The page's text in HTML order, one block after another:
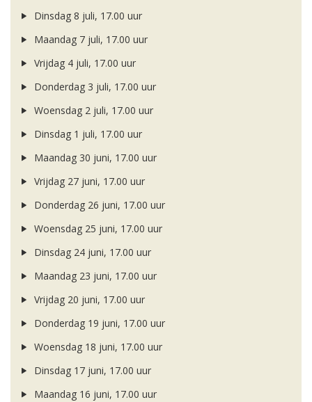
Dinsdag 8 juli, 17.00 uur
Maandag 7 juli, 17.00 uur
Vrijdag 4 juli, 17.00 uur
Donderdag 3 juli, 17.00 uur
Woensdag 2 juli, 17.00 uur
Dinsdag 1 juli, 17.00 uur
Maandag 30 juni, 17.00 uur
Vrijdag 27 juni, 17.00 uur
Donderdag 26 juni, 17.00 uur
Woensdag 25 juni, 17.00 uur
Dinsdag 24 juni, 17.00 uur
Maandag 23 juni, 17.00 uur
Vrijdag 20 juni, 17.00 uur
Donderdag 19 juni, 17.00 uur
Woensdag 18 juni, 17.00 uur
Dinsdag 17 juni, 17.00 uur
Maandag 16 juni, 17.00 uur